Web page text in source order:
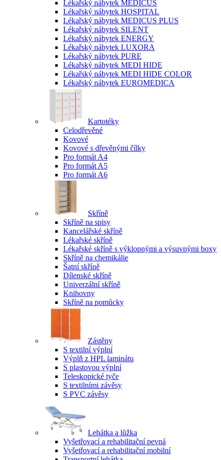
Lékařský nábytek MEDICUS
Lékařský nábytek HOSPITAL
Lékařský nábytek MEDICUS PLUS
Lékařský nábytek SILENT
Lékařský nábytek ENERGY
Lékařský nábytek LUXORA
Lékařský nábytek PURE
Lékařský nábytek MEDI HIDE
Lékařský nábytek MEDI HIDE COLOR
Lékařský nábytek EUROMEDICA
Kartotéky
Celodřevěné
Kovové
Kovové s dřevěnými čílky
Pro formát A4
Pro formát A5
Pro formát A6
Skříně
Skříně na spisy
Kancelářské skříně
Lékařské skříně
Lékařské skříně s výklopnými a výsuvnými boxy
Skříně na chemikálie
Šatní skříně
Dílenské skříně
Univerzální skříně
Knihovny
Skříně na pomůcky
Zástěny
S textilní výplní
Výplň z HPL laminátu
S plastovou výplní
Teleskopické tyče
S textilními závěsy
S PVC závěsy
Lehátka a lůžka
Vyšetřovací a rehabilitační pevná
Vyšetřovací a rehabilitační mobilní